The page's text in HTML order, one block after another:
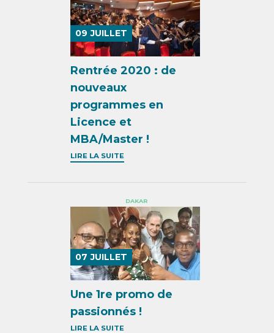
09 JUILLET
Rentrée 2020 : de
nouveaux
programmes en
Licence et
MBA/Master !
LIRE LA SUITE
DAKAR
07 JUILLET
Une 1re promo de
passionnés !
LIRE LA SUITE